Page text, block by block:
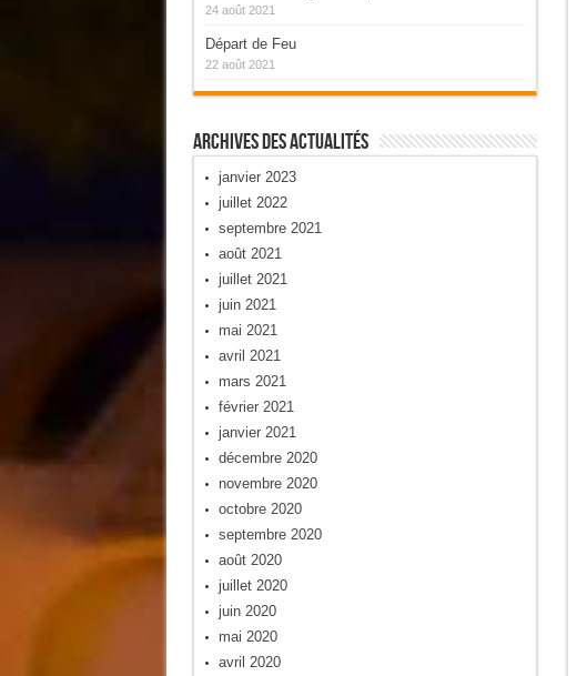
24 août 2021
Départ de Feu
22 août 2021
Archives Des Actualités
janvier 2023
juillet 2022
septembre 2021
août 2021
juillet 2021
juin 2021
mai 2021
avril 2021
mars 2021
février 2021
janvier 2021
décembre 2020
novembre 2020
octobre 2020
septembre 2020
août 2020
juillet 2020
juin 2020
mai 2020
avril 2020